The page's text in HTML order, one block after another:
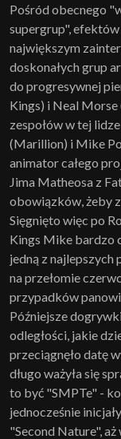
Pośród obecnego
supergrup",
największym
doskonałych grup
do progresywnej
Kings) i Neal Morse
zespołów w tej
(Marillion) i Mike
animator całego
Jima Matheosa z
obowiązków, żeby
Sięgnięto więc po
Kings Mike bardzo
jedną z najlepszych
na przełomie
przypadków
Późniejsze
odległości, jakie
przeciągnęło datę
długo ważyła się
to być "SMPTe" -
jednocześnie
"Second Nature",